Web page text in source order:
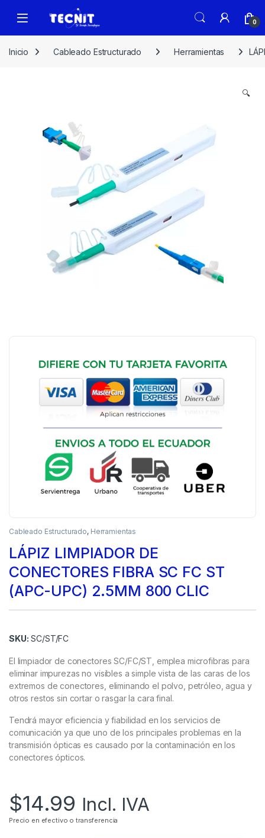
0
Inicio Cableado Estructurado Herramientas
🔍
Cableado Estructurado, Herramientas
LÁPIZ LIMPIADOR DE
CONECTORES FIBRA SC FC ST
(APC-UPC) 2.5MM 800 CLIC
SKU: SC/ST/FC
El limpiador de conectores SC/FC/ST, emplea microfibras para
eliminar impurezas no visibles a simple vista de las caras de los
extremos de conectores, eliminando el polvo, petróleo, agua y
otros restos sin cortar o rasgar la cara final.
Tendrá mayor eficiencia y fiabilidad en los servicios de
comunicación ya que uno de los principales problemas en la
transmisión ópticas es causado por la contaminación en los
conectores ópticos.
$14.99 Incl. IVA
Precio en efectivo o transferencia